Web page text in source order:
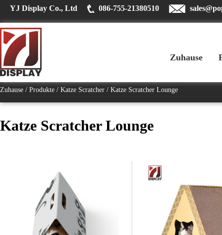
YJ Display Co., Ltd 086-755-21380510
Zuhause
Zuhause Produkte Katze Scratcher Katze Scratcher Lounge
Katze Scratcher Lounge